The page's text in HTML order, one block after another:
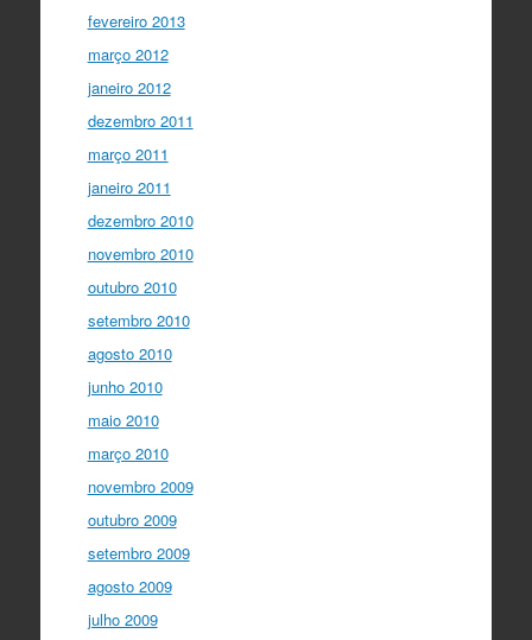
fevereiro 2013
março 2012
janeiro 2012
dezembro 2011
março 2011
janeiro 2011
dezembro 2010
novembro 2010
outubro 2010
setembro 2010
agosto 2010
junho 2010
maio 2010
março 2010
novembro 2009
outubro 2009
setembro 2009
agosto 2009
julho 2009